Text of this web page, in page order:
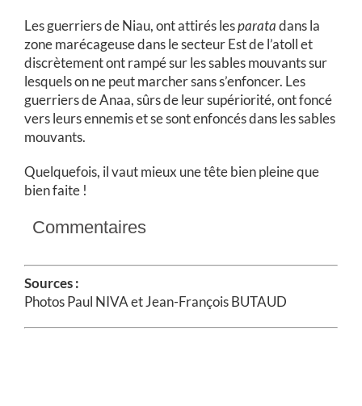
Les guerriers de Niau, ont attirés lesparatadans la
zone marécageuse dans le secteur Est de l’atoll et
discrètement ont rampé sur les sables mouvants sur
lesquels on ne peut marcher sans s’enfoncer. Les
guerriers de Anaa, sûrs de leur supériorité, ont foncé
vers leurs ennemis et se sont enfoncés dans les sables
mouvants.
Quelquefois, il vaut mieux une tête bien pleine que
bien faite !
Commentaires
Sources :
Photos Paul NIVA et Jean-François BUTAUD